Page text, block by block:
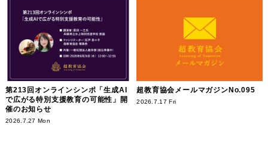
第213回オンラインシンポ「生成AI
で広がる特別支援教育の可能性」開
催のお知らせ
2026.7.27 Mon
超教育協会メールマガジンNo.095
2026.7.17 Fri